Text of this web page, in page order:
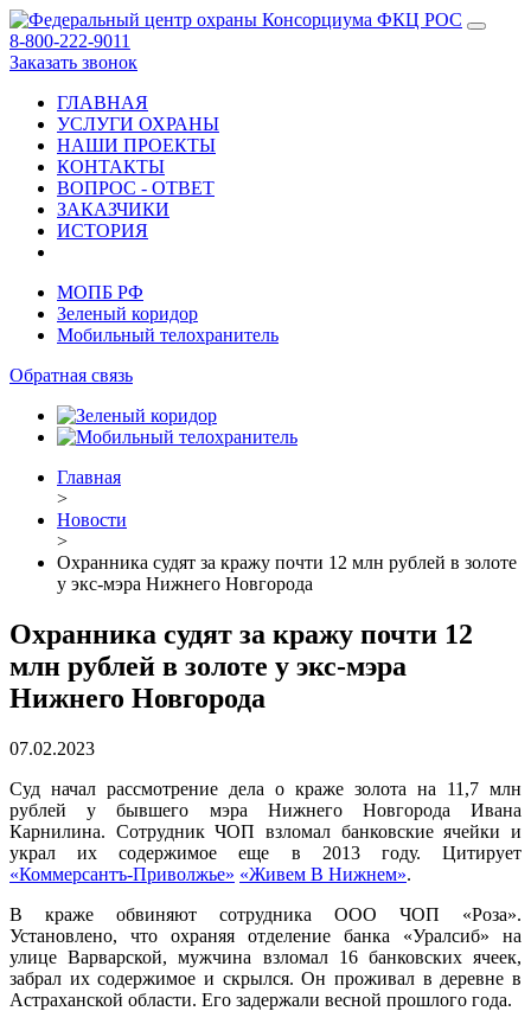
8-800-222-9011
Заказать звонок
ГЛАВНАЯ
УСЛУГИ ОХРАНЫ
НАШИ ПРОЕКТЫ
КОНТАКТЫ
ВОПРОС - ОТВЕТ
ЗАКАЗЧИКИ
ИСТОРИЯ
МОПБ РФ
Зеленый коридор
Мобильный телохранитель
Обратная связь
Главная
>
Новости
>
Охранника судят за кражу почти 12 млн рублей в золоте
у экс-мэра Нижнего Новгорода
Охранника судят за кражу почти 12
млн рублей в золоте у экс-мэра
Нижнего Новгорода
07.02.2023
Суд начал рассмотрение дела о краже золота на 11,7 млн
рублей у бывшего мэра Нижнего Новгорода Ивана
Карнилина. Сотрудник ЧОП взломал банковские ячейки и
украл их содержимое еще в 2013 году. Цитирует
«Коммерсантъ-Приволжье» «Живем В Нижнем».
В краже обвиняют сотрудника ООО ЧОП «Роза».
Установлено, что охраняя отделение банка «Уралсиб» на
улице Варварской, мужчина взломал 16 банковских ячеек,
забрал их содержимое и скрылся. Он проживал в деревне в
Астраханской области. Его задержали весной прошлого года.